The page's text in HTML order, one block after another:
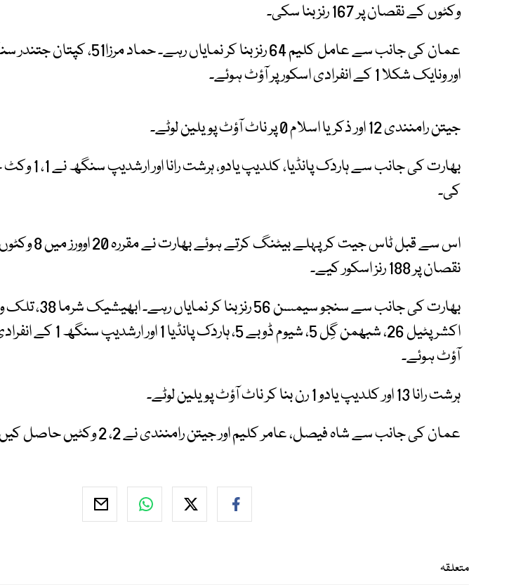
وکٹوں کے نقصان پر 167 رنز بنا سکی۔
اور ونایک شکلا 1 کے انفرادی اسکور پر آؤٹ ہوئے۔
جیتن رامنندی 12 اور ذکریا اسلام 0 پر ناٹ آؤٹ پویلین لوٹے۔
بھارت کی جانب سے ہاردک پانڈیا،
کی۔
اس سے قبل ٹاس جیت کر پہلے بیٹنگ کرتے
نقصان پر 188 رنز اسکور کیے۔
اکشر پٹیل 26، شبھمن گِل 5، شیوم ڈوبے 5،
آؤٹ ہوئے۔
ہرشت رانا 13 اور کلدیپ یادو 1 رن بنا کر ناٹ آؤٹ پویلین لوٹے۔
عمان کی جانب سے شاہ فیصل، عامر کلیم اور جیتن رامنندی نے 2، 2 وکٹیں حاصل کیں۔
متعلقہ